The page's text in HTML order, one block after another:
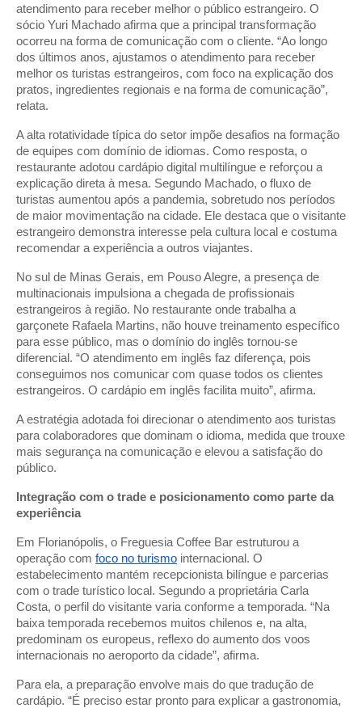
atendimento para receber melhor o público estrangeiro. O
sócio Yuri Machado afirma que a principal transformação
ocorreu na forma de comunicação com o cliente. “Ao longo
dos últimos anos, ajustamos o atendimento para receber
melhor os turistas estrangeiros, com foco na explicação dos
pratos, ingredientes regionais e na forma de comunicação”,
relata.
A alta rotatividade típica do setor impõe desafios na formação
de equipes com domínio de idiomas. Como resposta, o
restaurante adotou cardápio digital multilíngue e reforçou a
explicação direta à mesa. Segundo Machado, o fluxo de
turistas aumentou após a pandemia, sobretudo nos períodos
de maior movimentação na cidade. Ele destaca que o visitante
estrangeiro demonstra interesse pela cultura local e costuma
recomendar a experiência a outros viajantes.
No sul de Minas Gerais, em Pouso Alegre, a presença de
multinacionais impulsiona a chegada de profissionais
estrangeiros à região. No restaurante onde trabalha a
garçonete Rafaela Martins, não houve treinamento específico
para esse público, mas o domínio do inglês tornou-se
diferencial. “O atendimento em inglês faz diferença, pois
conseguimos nos comunicar com quase todos os clientes
estrangeiros. O cardápio em inglês facilita muito”, afirma.
A estratégia adotada foi direcionar o atendimento aos turistas
para colaboradores que dominam o idioma, medida que trouxe
mais segurança na comunicação e elevou a satisfação do
público.
Integração com o trade e posicionamento como parte da
experiência
Em Florianópolis, o Freguesia Coffee Bar estruturou a
operação com foco no turismo internacional. O
estabelecimento mantém recepcionista bilíngue e parcerias
com o trade turístico local. Segundo a proprietária Carla
Costa, o perfil do visitante varia conforme a temporada. “Na
baixa temporada recebemos muitos chilenos e, na alta,
predominam os europeus, reflexo do aumento dos voos
internacionais no aeroporto da cidade”, afirma.
Para ela, a preparação envolve mais do que tradução de
cardápio. “É preciso estar pronto para explicar a gastronomia,